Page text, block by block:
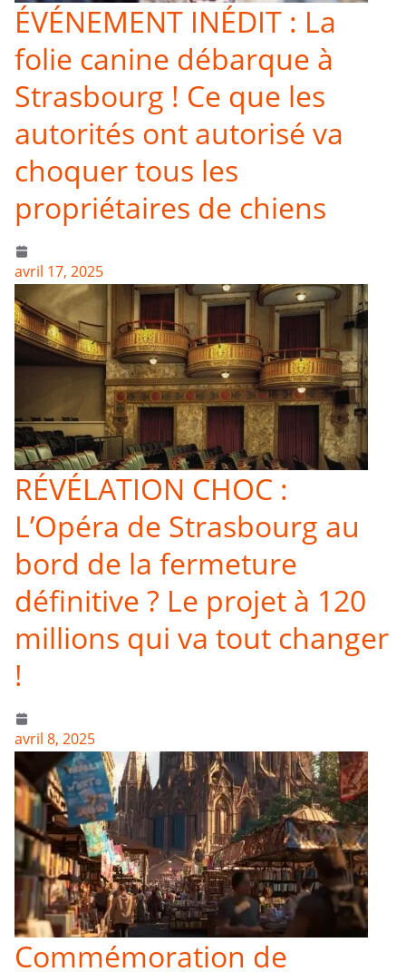
ÉVÉNEMENT INÉDIT : La
folie canine débarque à
Strasbourg ! Ce que les
autorités ont autorisé va
choquer tous les
propriétaires de chiens
avril 17, 2025
RÉVÉLATION CHOC :
L’Opéra de Strasbourg au
bord de la fermeture
définitive ? Le projet à 120
millions qui va tout changer
!
avril 8, 2025
Commémoration de